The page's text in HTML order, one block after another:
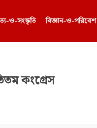
ও-সংস্কৃতি ⁠বিজ্ঞান-ও-পরিবেশ
কংগ্রেস